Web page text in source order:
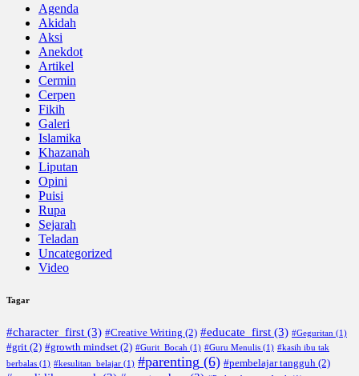
Agenda
Akidah
Aksi
Anekdot
Artikel
Cermin
Cerpen
Fikih
Galeri
Islamika
Khazanah
Liputan
Opini
Puisi
Rupa
Sejarah
Teladan
Uncategorized
Video
Tagar
#character_first (3) #Creative Writing (2) #educate_first (3) #Geguritan (1)
#grit (2) #growth mindset (2) #Gurit_Bocah (1) #Guru Menulis (1) #kasih ibu tak
berbalas (1) #kesulitan_belajar (1) #parenting (6) #pembelajar tangguh (2)